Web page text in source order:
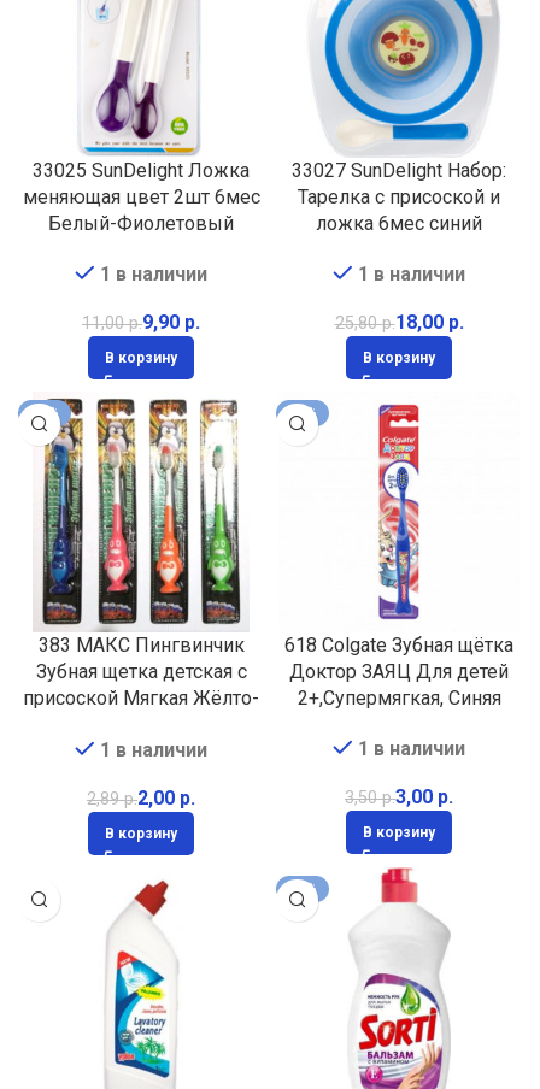
33025 SunDelight Ложка
меняющая цвет 2шт 6мес
Белый-Фиолетовый
1 в наличии
11,00р.9,90 р.
В корзину
33027 SunDelight Набор:
Тарелка с присоской и
ложка 6мес синий
1 в наличии
25,80р.18,00 р.
В корзину
-31%
383 МАКС Пингвинчик
Зубная щетка детская с
присоской Мягкая Жёлто-
1 в наличии
2,89р.2,00 р.
В корзину
-14%
618 Colgate Зубная щётка
Доктор ЗАЯЦ Для детей
2+,Супермягкая, Синяя
1 в наличии
3,50р.3,00 р.
В корзину
-20%